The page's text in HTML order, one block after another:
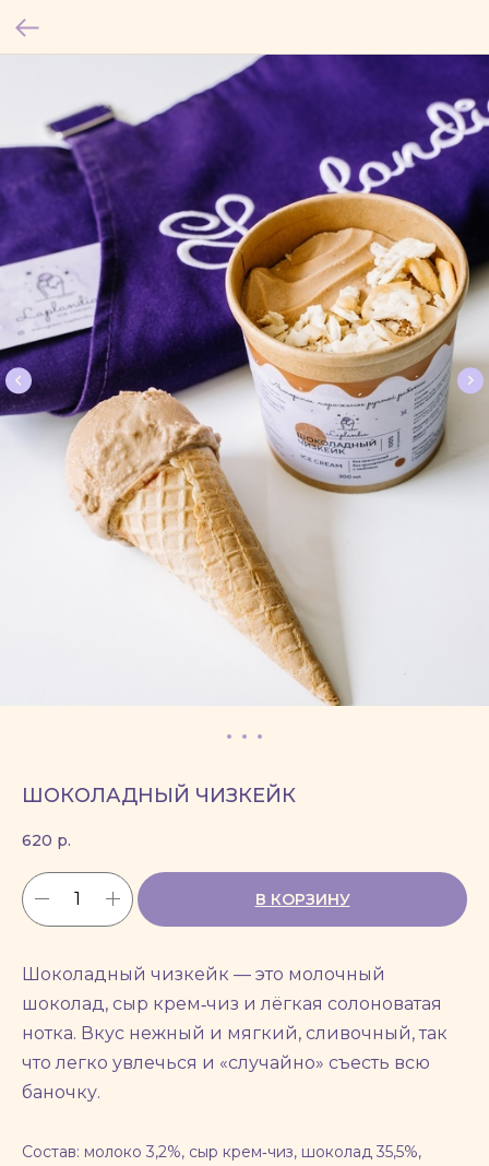
ШОКОЛАДНЫЙ ЧИЗКЕЙК
620 р.
В КОРЗИНУ
Шоколадный чизкейк — это молочный
шоколад, сыр крем‑чиз и лёгкая солоноватая
нотка. Вкус нежный и мягкий, сливочный, так
что легко увлечься и «случайно» съесть всю
баночку.
Состав: молоко 3,2%, сыр крем‑чиз, шоколад 35,5%,